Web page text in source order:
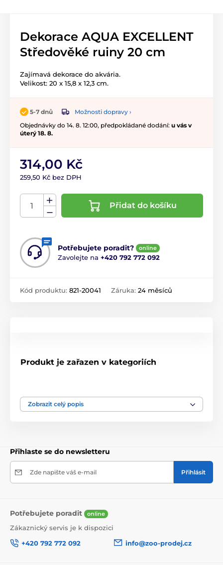
Dekorace AQUA EXCELLENT
Středověké ruiny 20 cm
Zajímavá dekorace do akvária.
Velikost: 20 x 15,8 x 12,3 cm.
5-7 dnů
Možnosti dopravy ›
Objednávky do 14. 8. 12:00, předpokládané dodání: u vás v
úterý 18. 8.
314,00 Kč
259,50 Kč bez DPH
Přidat do košíku
Potřebujete poradit? online
Zavolejte na +420 792 772 092
Kód produktu: 821-20041 Záruka: 24 měsíců
Produkt je zařazen v kategoriích
Lodě, hrady, úkryty
Zobrazit celý popis
Přihlaste se do newsletteru
Zde napište váš e-mail Přihlásit
Potřebujete poradit online
Zákaznický servis je k dispozici
+420 792 772 092
info@zoo-prodej.cz